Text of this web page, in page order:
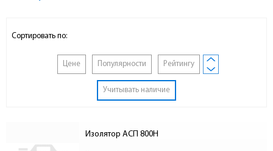
Сортировать по:
Цене Популярности Рейтингу
Учитывать наличие
Изолятор АСП 800Н